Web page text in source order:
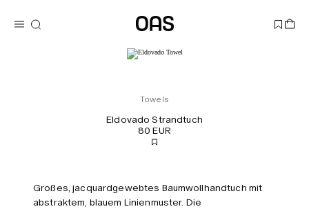
Towels
Eldovado Strandtuch
80 EUR
Großes, jacquardgewebtes Baumwollhandtuch mit
abstraktem, blauem Linienmuster. Die